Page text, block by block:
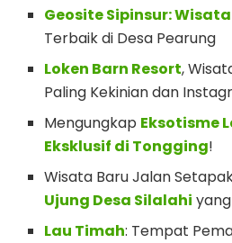
Geosite Sipinsur:
Terbaik di Desa Pearung
Loken Barn Resort,
Paling Kekinian dan
Mengungkap Eksotisme
Eksklusif di Tongging!
Wisata Baru Jalan
Ujung Desa Silalahi
Lau Timah: Tempat